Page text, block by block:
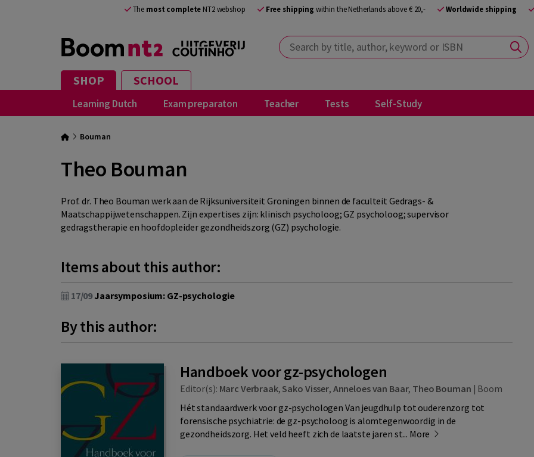
The most complete NT2 webshop Free shipping within the Netherlands above € 20,- Worldwide shipping
Search by title, author, keyword or ISBN
SHOP SCHOOL
Learning Dutch Exam preparaton Teacher Tests Self-Study
Bouman
Theo Bouman
Prof. dr. Theo Bouman werk aan de Rijksuniversiteit Groningen binnen de faculteit Gedrags- &
Maatschappijwetenschappen. Zijn expertises zijn: klinisch psycholoog; GZ psycholoog; supervisor
gedragstherapie en hoofdopleider gezondheidszorg (GZ) psychologie.
Items about this author:
17/09Jaarsymposium: GZ-psychologie
By this author:
Handboek voor gz-psychologen
Editor(s): Marc Verbraak, Sako Visser, Anneloes van Baar, Theo Bouman | Boom
Hét standaardwerk voor gz-psychologen Van jeugdhulp tot ouderenzorg tot
forensische psychiatrie: de gz-psycholoog is alomtegenwoordig in de
gezondheidszorg. Het veld heeft zich de laatste jaren st... More